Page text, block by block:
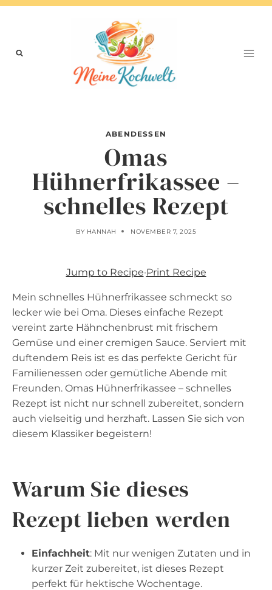
Skip
ABENDESSEN
Omas
Hühnerfrikassee –
schnelles Rezept
BY HANNAH NOVEMBER 7, 2025
Jump to Recipe·Print Recipe
Mein schnelles Hühnerfrikassee schmeckt so
lecker wie bei Oma. Dieses einfache Rezept
vereint zarte Hähnchenbrust mit frischem
Gemüse und einer cremigen Sauce. Serviert mit
duftendem Reis ist es das perfekte Gericht für
Familienessen oder gemütliche Abende mit
Freunden. Omas Hühnerfrikassee – schnelles
Rezept ist nicht nur schnell zubereitet, sondern
auch vielseitig und herzhaft. Lassen Sie sich von
diesem Klassiker begeistern!
Warum Sie dieses
Rezept lieben werden
Einfachheit: Mit nur wenigen Zutaten und in
kurzer Zeit zubereitet, ist dieses Rezept
perfekt für hektische Wochentage.